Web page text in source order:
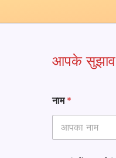
आपके सुझाव
नाम*